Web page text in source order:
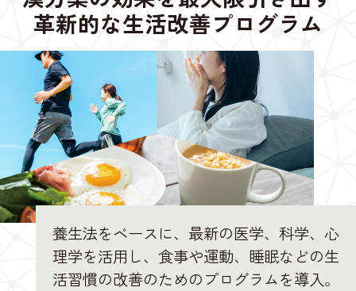
革新的な生活改善プログラム
養生法をベースに、最新の医学、科学、心
理学を活用し、食事や運動、睡眠などの生
活習慣の改善のためのプログラムを導入。